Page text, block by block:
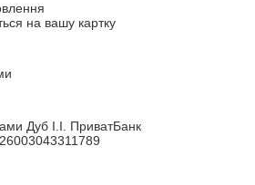
на вашу картку
Дуб І.І. ПриватБанк